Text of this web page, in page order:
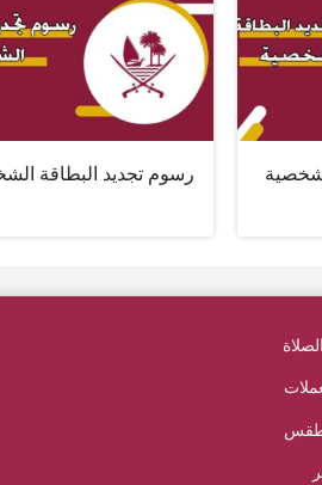
رسوم تجديد البطاقة